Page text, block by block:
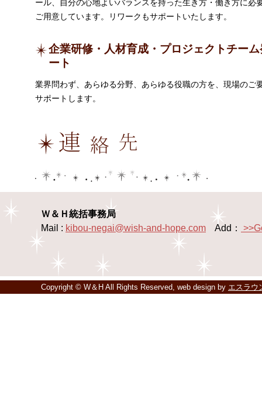
ご用意しています。リワークもサポートいたします。
企業研修・人材育成・プロジェクトチー
ート
業界問わず、あらゆる分野、あらゆる役職の方を、現場のご
サポートします。
Ｗ＆Ｈ統括事務局
Mail : kibou-negai@wish-and-hope.com Add：
Copyright © W＆H All Rights Reserved, web design by エスラウ